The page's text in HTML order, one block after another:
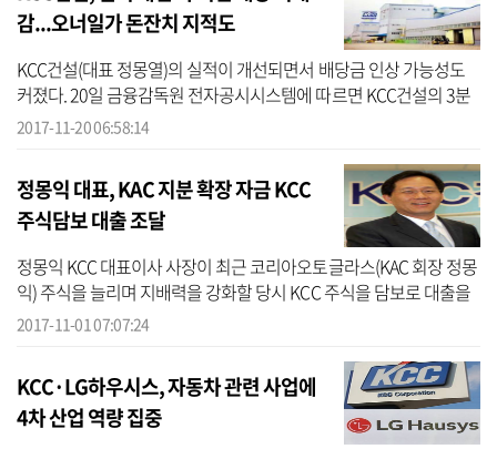
감...오너일가 돈잔치 지적도
KCC건설(대표 정몽열)의 실적이 개선되면서 배당금 인상 가능성도
커졌다. 20일 금융감독원 전자공시시스템에 따르면 KCC건설의 3분
기 기준 누적 당기순이익은 282억 원으로 전년 동기 160억 원 대비
2017-11-20 06:58:14
정몽익 대표, KAC 지분 확장 자금 KCC
주식담보 대출 조달
정몽익 KCC 대표이사 사장이 최근 코리아오토글라스(KAC 회장 정몽
익) 주식을 늘리며 지배력을 강화할 당시 KCC 주식을 담보로 대출을
받은 것으로 밝혀졌다. 1일 기업 경영성과 평가사이트 CEO스코어(대
2017-11-01 07:07:24
KCC·LG하우시스, 자동차 관련 사업에
4차 산업 역량 집중